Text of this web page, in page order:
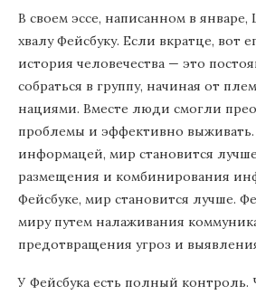
В своем эссе, написанном в январе,
хвалу Фейсбуку. Если вкратце, вот
история человечества — это
собраться в группу, начиная от
нациями. Вместе люди смогли
проблемы и эффективно выживать.
информацей, мир становится
размещения и комбинирования
Фейсбуке, мир становится лучше.
миру путем налаживания
предотвращения угроз и
У Фейсбука есть полный контроль.